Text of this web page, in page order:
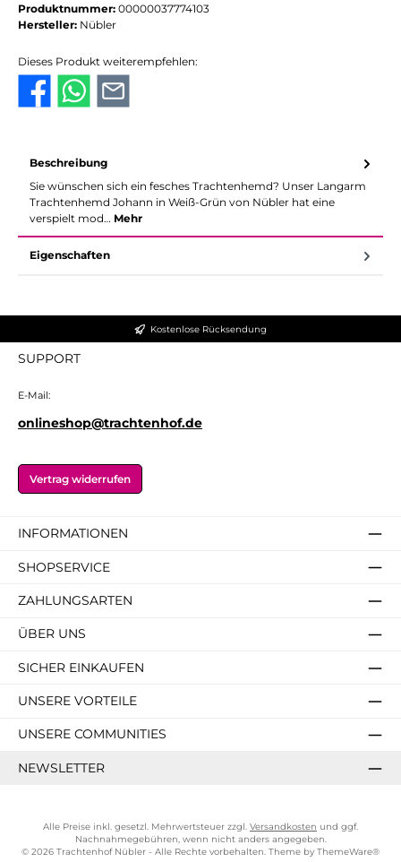
Produktnummer: 00000037774103
Hersteller: Nübler
Dieses Produkt weiterempfehlen:
Beschreibung
Sie wünschen sich ein fesches Trachtenhemd? Unser Langarm
Trachtenhemd Johann in Weiß-Grün von Nübler hat eine
verspielt mod… Mehr
Eigenschaften
Kostenlose Rücksendung
SUPPORT
E-Mail:
onlineshop@trachtenhof.de
Vertrag widerrufen
INFORMATIONEN
SHOPSERVICE
ZAHLUNGSARTEN
ÜBER UNS
SICHER EINKAUFEN
UNSERE VORTEILE
UNSERE COMMUNITIES
NEWSLETTER
Alle Preise inkl. gesetzl. Mehrwertsteuer zzgl. Versandkosten und ggf.
Nachnahmegebühren, wenn nicht anders angegeben.
© 2026 Trachtenhof Nübler - Alle Rechte vorbehalten. Theme by ThemeWare®